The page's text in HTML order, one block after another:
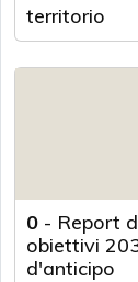
territorio
0 - Report
obiettivi
d'anticipo